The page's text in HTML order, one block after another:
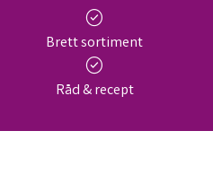
check_circle
Brett sortiment
check_circle
Råd & recept